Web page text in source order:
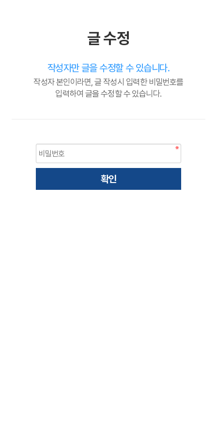
글 수정
작성자만 글을 수정할 수 있습니다.
작성자 본인이라면, 글 작성시 입력한 비밀번호를
입력하여 글을 수정할 수 있습니다.